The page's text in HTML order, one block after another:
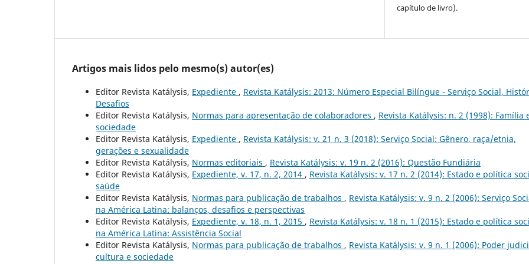
capítulo de livro).
Artigos mais lidos pelo mesmo(s) autor(es)
Editor Revista Katálysis, Expediente , Revista Katálysis: 2013: Número Especial Bilíngue - Serviço Social,
Desafios
Editor Revista Katálysis, Normas para apresentação de colaboradores , Revista Katálysis: n. 2 (1998): Família
sociedade
Editor Revista Katálysis, Expediente , Revista Katálysis: v. 21 n. 3 (2018): Serviço Social: Gênero, raça/etnia,
gerações e sexualidade
Editor Revista Katálysis, Normas editoriais , Revista Katálysis: v. 19 n. 2 (2016): Questão Fundiária
Editor Revista Katálysis, Expediente, v. 17, n. 2, 2014 , Revista Katálysis: v. 17 n. 2 (2014): Estado e política
saúde
Editor Revista Katálysis, Normas para publicação de trabalhos , Revista Katálysis: v. 9 n. 2 (2006): Serviço
na América Latina: balanços, desafios e perspectivas
Editor Revista Katálysis, Expediente, v. 18, n. 1, 2015 , Revista Katálysis: v. 18 n. 1 (2015): Estado e política
na América Latina: Assistência Social
Editor Revista Katálysis, Normas para publicação de trabalhos , Revista Katálysis: v. 9 n. 1 (2006): Poder
cultura e sociedade